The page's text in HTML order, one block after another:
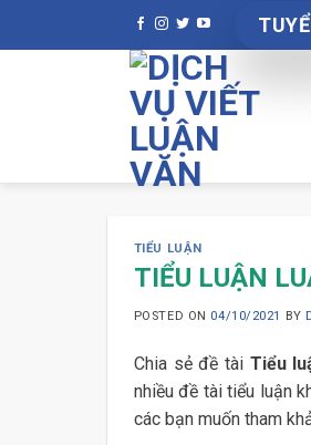
TIỂU LUẬN
TIỂU LUẬN
POSTED ON 04/10/2021 BY
Chia sẻ đề tài Tiểu
nhiều đề tài tiểu luận
các bạn muốn tham